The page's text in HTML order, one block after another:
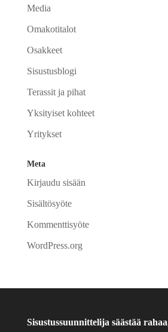
Media
Omakotitalot
Osakkeet
Sisustusblogi
Terassit ja pihat
Yksityiset kohteet
Yritykset
Meta
Kirjaudu sisään
Sisältösyöte
Kommenttisyöte
WordPress.org
Sisustussuunnittelija säästää